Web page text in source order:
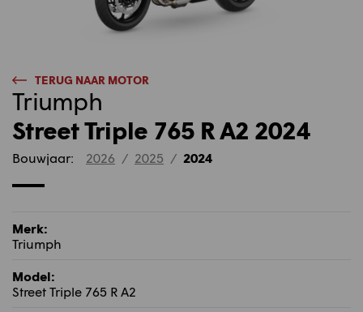
TERUG NAAR MOTOR
Triumph
Street Triple 765 R A2 2024
Bouwjaar: 2026 / 2025 / 2024
Merk:
Triumph
Model:
Street Triple 765 R A2